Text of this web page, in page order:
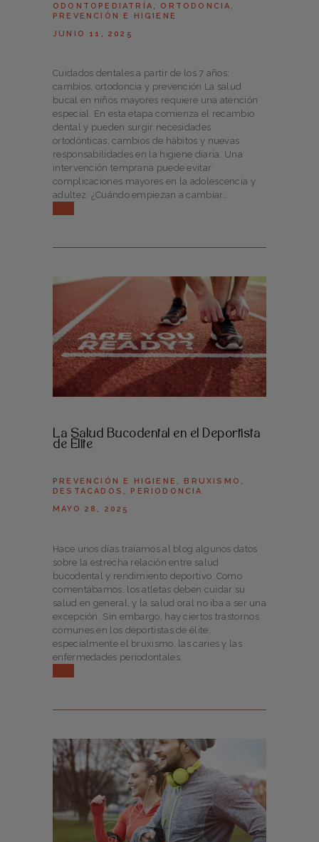
ODONTOPEDIATRÍA , ORTODONCIA ,
PREVENCIÓN E HIGIENE
JUNIO 11, 2025
Cuidados dentales a partir de los 7 años:
cambios, ortodoncia y prevención La salud
bucal en niños mayores requiere una atención
especial. En esta etapa comienza el recambio
dental y pueden surgir necesidades
ortodónticas, cambios de hábitos y nuevas
responsabilidades en la higiene diaria. Una
intervención temprana puede evitar
complicaciones mayores en la adolescencia y
adultez. ¿Cuándo empiezan a cambiar…
La Salud Bucodental en el Deportista
de Élite
PREVENCIÓN E HIGIENE , BRUXISMO ,
DESTACADOS ,
PERIODONCIA
MAYO 28, 2025
Hace unos días traíamos al blog algunos datos
sobre la estrecha relación entre salud
bucodental y rendimiento deportivo. Como
comentábamos, los atletas deben cuidar su
salud en general, y la salud oral no iba a ser una
excepción. Sin embargo, hay ciertos trastornos
comunes en los deportistas de élite,
especialmente el bruxismo, las caries y las
enfermedades periodontales.